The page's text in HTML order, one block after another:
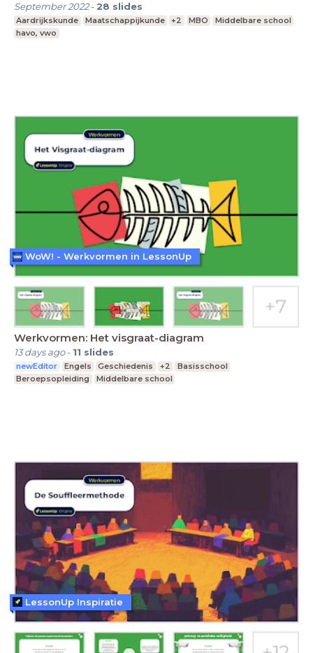
September 2022- 28 slides
Aardrijkskunde Maatschappijkunde +2 MBO
Middelbare school
havo, vwo
Werkvormen: Het visgraat-diagram
13 days ago- 11 slides
newEditor Engels Geschiedenis +2
Basisschool
Beroepsopleiding
Middelbare school
WoW! - Werkvormen in LessonUp
LessonUp Inspiratie